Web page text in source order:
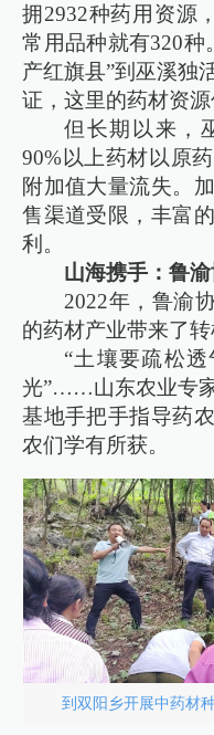
拥2932种药用资源
常用品种就有320种
产红旗县”到巫溪独
证，这里的药材资
但长期以来，
90%以上药材以原
附加值大量流失。
售渠道受限，丰富
利。
山海携手：鲁
2022年，鲁渝
的药材产业带来了转
“土壤要疏松
光”……山东农业专
基地手把手指导药
农们学有所获。
到双阳乡开展中药材